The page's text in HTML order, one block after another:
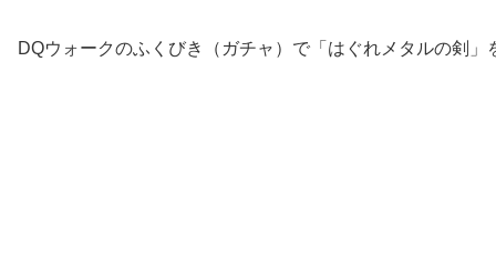
DQウォークのふくびき（ガチャ）で「はぐれメタルの剣」